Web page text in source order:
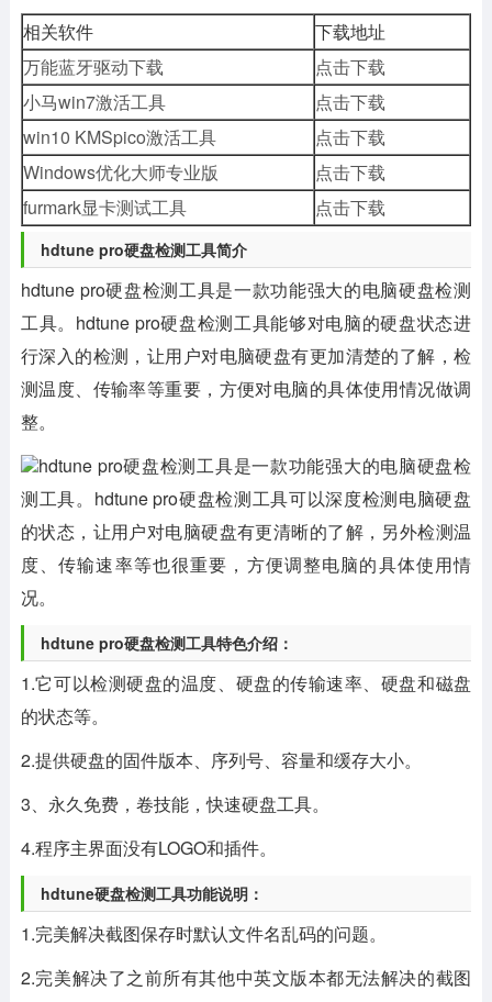
相关软件
下载地址
万能蓝牙驱动下载
点击下载
小马win7激活工具
点击下载
win10 KMSpico激活工具
点击下载
Windows优化大师专业版
点击下载
furmark显卡测试工具
点击下载
hdtune pro硬盘检测工具简介
hdtune pro硬盘检测工具是一款功能强大的电脑硬盘检测
工具。hdtune pro硬盘检测工具能够对电脑的硬盘状态进
行深入的检测，让用户对电脑硬盘有更加清楚的了解，检
测温度、传输率等重要，方便对电脑的具体使用情况做调
整。
hdtune pro硬盘检测工具是一款功能强大的电脑硬盘检
测工具。hdtune pro硬盘检测工具可以深度检测电脑硬盘
的状态，让用户对电脑硬盘有更清晰的了解，另外检测温
度、传输速率等也很重要，方便调整电脑的具体使用情
况。
hdtune pro硬盘检测工具特色介绍：
1.它可以检测硬盘的温度、硬盘的传输速率、硬盘和磁盘
的状态等。
2.提供硬盘的固件版本、序列号、容量和缓存大小。
3、永久免费，卷技能，快速硬盘工具。
4.程序主界面没有LOGO和插件。
hdtune硬盘检测工具功能说明：
1.完美解决截图保存时默认文件名乱码的问题。
2.完美解决了之前所有其他中英文版本都无法解决的截图